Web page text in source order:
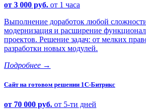
от 3 000 руб. от 1 часа
Выполнение доработок любой
модернизация и расширение
проектов. Решение задач: от мелких
разработки новых модулей.
Подробнее →
Сайт на готовом решении 1С-Битрикс
от 70 000 руб. от 5-ти дней